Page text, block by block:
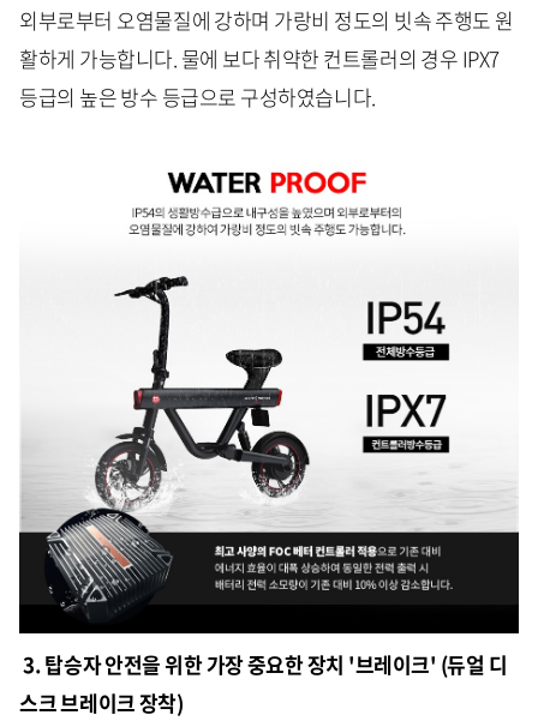
외부로부터 오염물질에 강하며 가랑비 정도의 빗속 주행도 원
활하게 가능합니다. 물에 보다 취약한 컨트롤러의 경우 IPX7
등급의 높은 방수 등급으로 구성하였습니다.
3. 탑승자 안전을 위한 가장 중요한 장치 '브레이크' (듀얼 디
스크 브레이크 장착)